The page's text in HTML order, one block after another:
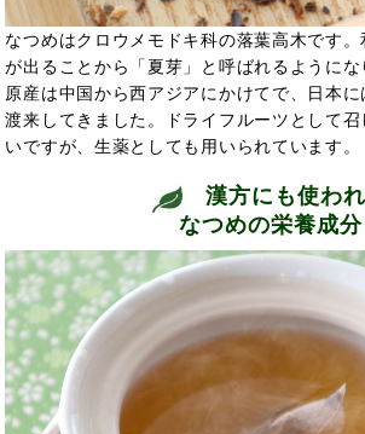
なつめはクロウメモドキ科の落葉高木です
が出ることから「夏芽」と呼ばれるようにな
原産は中国から西アジアにかけてで、日本
渡来してきました。ドライフルーツとして
いですが、生薬としても用いられています。
漢方にも使わ
なつめの栄養成分